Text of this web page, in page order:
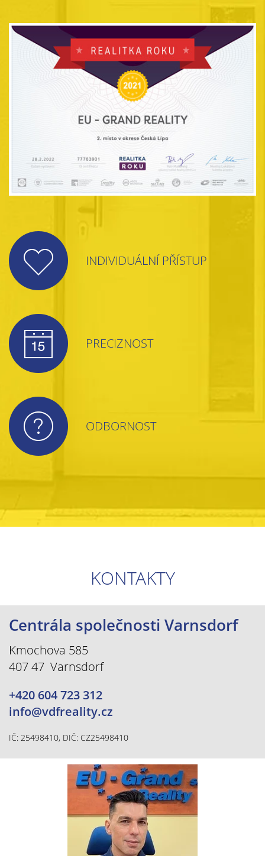
INDIVIDUÁLNÍ PŘÍSTUP
PRECIZNOST
ODBORNOST
KONTAKTY
Centrála společnosti Varnsdorf
Kmochova 585
407 47 Varnsdorf
+420 604 723 312
info@vdfreality.cz
IČ: 25498410, DIČ: CZ25498410